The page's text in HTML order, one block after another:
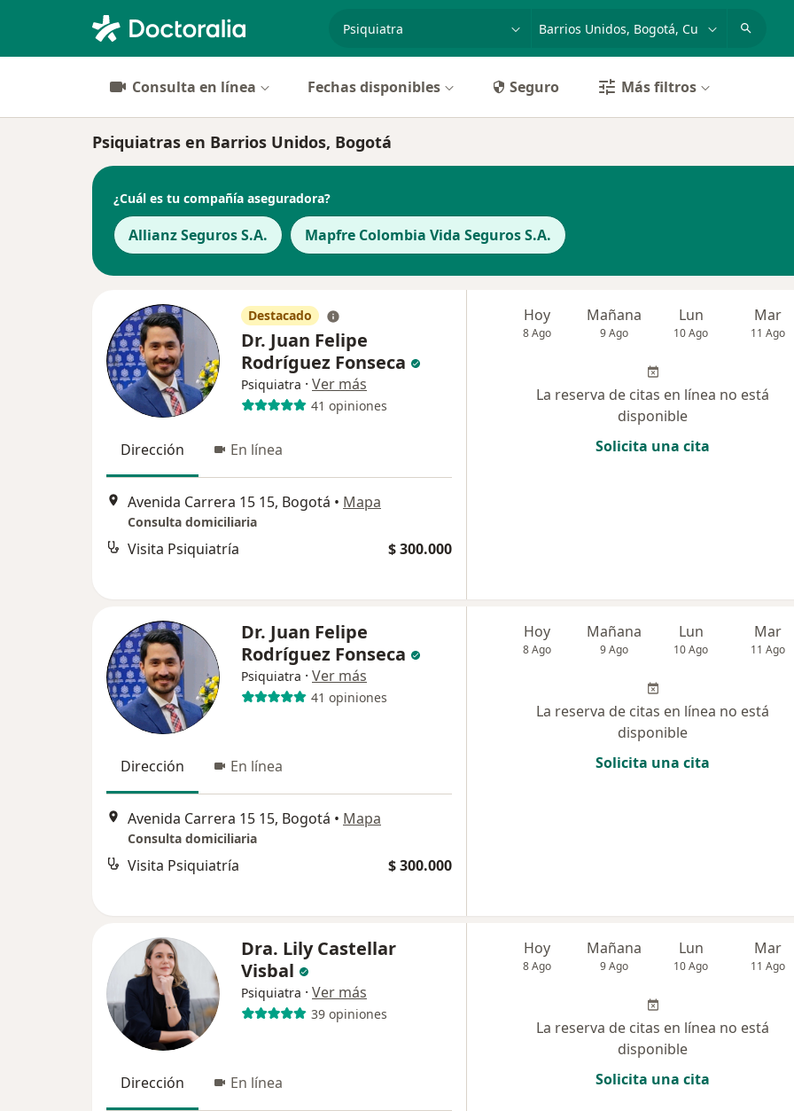
Consulta en línea Fechas disponibles Seguro Más filtros
Psiquiatras en Barrios Unidos, Bogotá
¿Cuál es tu compañía aseguradora?
Allianz Seguros S.A. Mapfre Colombia Vida Seguros S.A.
Destacado
Dr. Juan Felipe
Rodríguez Fonseca
Psiquiatra · Ver más
41 opiniones
Dirección En línea
Avenida Carrera 15 15, Bogotá • Mapa
Consulta domiciliaria
Visita Psiquiatría $ 300.000
Hoy
8 Ago
Mañana
9 Ago
Lun
10 Ago
Mar
11 Ago
La reserva de citas en línea no está
disponible
Solicita una cita
Dr. Juan Felipe
Rodríguez Fonseca
Psiquiatra · Ver más
41 opiniones
Dirección En línea
Avenida Carrera 15 15, Bogotá • Mapa
Consulta domiciliaria
Visita Psiquiatría $ 300.000
Hoy
8 Ago
Mañana
9 Ago
Lun
10 Ago
Mar
11 Ago
La reserva de citas en línea no está
disponible
Solicita una cita
Dra. Lily Castellar
Visbal
Psiquiatra · Ver más
39 opiniones
Dirección En línea
Hoy
8 Ago
Mañana
9 Ago
Lun
10 Ago
Mar
11 Ago
La reserva de citas en línea no está
disponible
Solicita una cita